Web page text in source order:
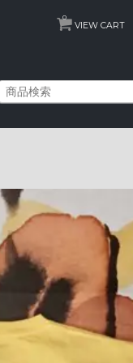
VIEW CART
0